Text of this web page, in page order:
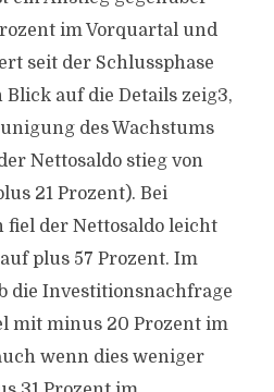
im Vorquartal und
seit der Schlussphase
Blick auf die Details zeig3,
des Wachstums
Nettosaldo stieg von
21 Prozent). Bei
der Nettosaldo leicht
plus 57 Prozent. Im
die Investitionsnachfrage
mit minus 20 Prozent im
wenn dies weniger